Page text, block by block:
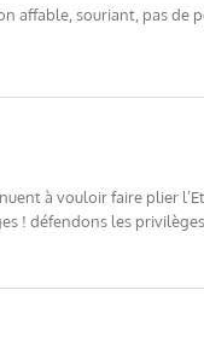
affable, souriant, pas
à vouloir faire plier
! défendons les